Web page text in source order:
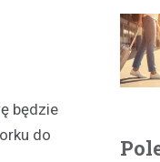
będzie
do